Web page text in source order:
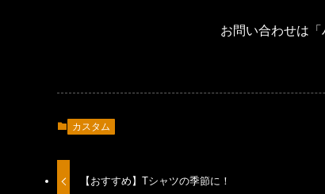
お問い合わせは
カスタム
【おすすめ】Tシャツの季節に！